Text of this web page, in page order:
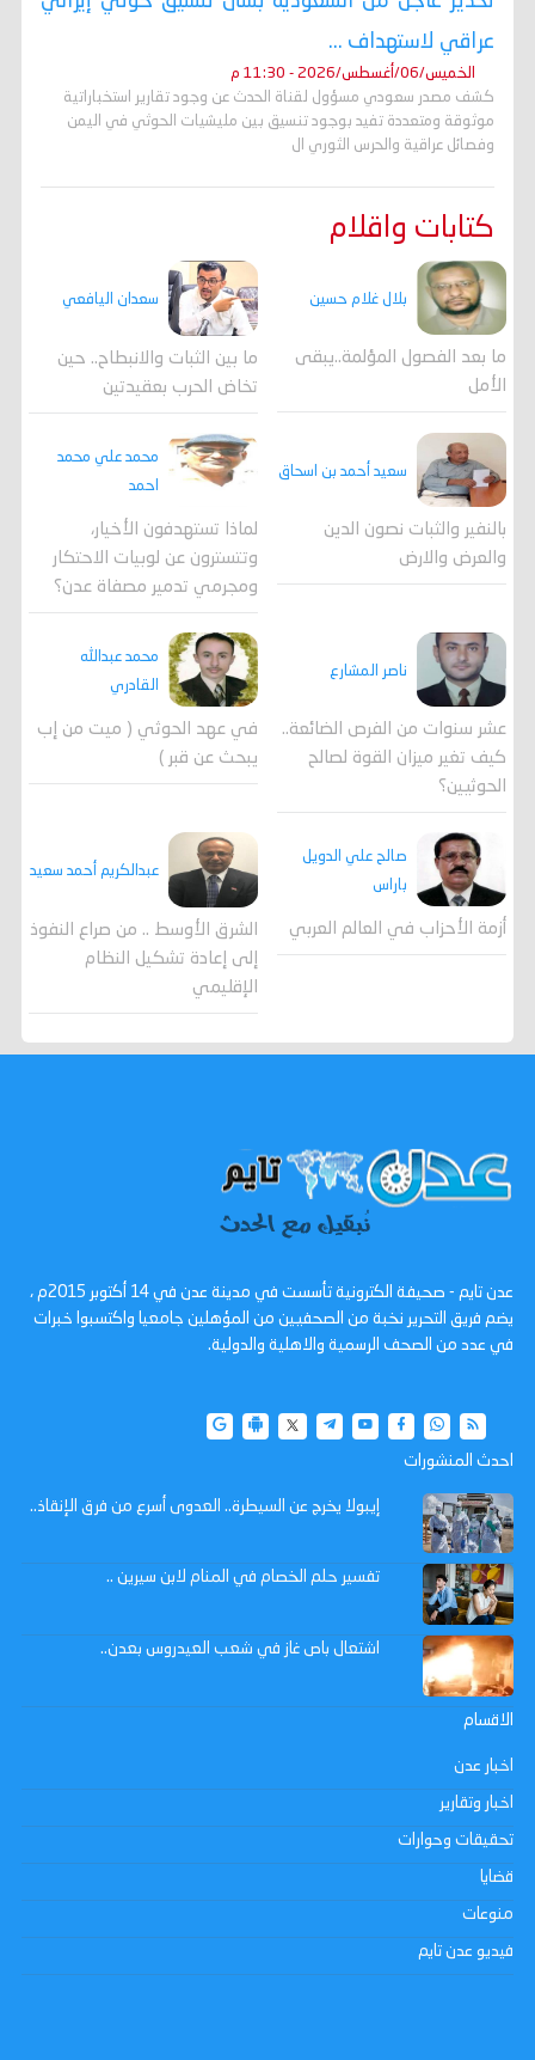
عراقي لاستهداف ...
الخميس/06/أغسطس/2026 - 11:30 م
كشف مصدر سعودي مسؤول لقناة الحدث عن وجود تقارير استخباراتية
موثوقة ومتعددة تفيد بوجود تنسيق بين مليشيات الحوثي في اليمن
وفصائل عراقية والحرس الثوري ال
كتابات واقلام
بلال غلام حسين
ما بعد الفصول المؤلمة..يبقى
الأمل
سعدان اليافعي
ما بين الثبات والانبطاح.. حين
تخاض الحرب بعقيدتين
سعيد أحمد بن اسحاق
بالنفير والثبات نصون الدين
والعرض والارض
محمد علي محمد
احمد
لماذا تستهدفون الأخيار،
وتتسترون عن لوبيات الاحتكار
ومجرمي تدمير مصفاة عدن؟
ناصر المشارع
عشر سنوات من الفرص الضائعة..
كيف تغير ميزان القوة لصالح
الحوثيين؟
محمد عبدالله
القادري
في عهد الحوثي ( ميت من إب
يبحث عن قبر )
صالح علي الدويل
باراس
أزمة الأحزاب في العالم العربي
عبدالكريم أحمد سعيد
الشرق الأوسط .. من صراع النفوذ
إلى إعادة تشكيل النظام
الإقليمي
عدن تايم - صحيفة الكترونية تأسست في مدينة عدن في 14 أكتوبر 2015م ،
يضم فريق التحرير نخبة من الصحفيين من المؤهلين جامعيا واكتسبوا خبرات
في عدد من الصحف الرسمية والاهلية والدولية.
احدث المنشورات
إيبولا يخرج عن السيطرة.. العدوى أسرع من فرق الإنقاذ..
تفسير حلم الخصام في المنام لابن سيرين ..
اشتعال باص غاز في شعب العيدروس بعدن..
الاقسام
اخبار عدن
اخبار وتقارير
تحقيقات وحوارات
قضايا
منوعات
فيديو عدن تايم